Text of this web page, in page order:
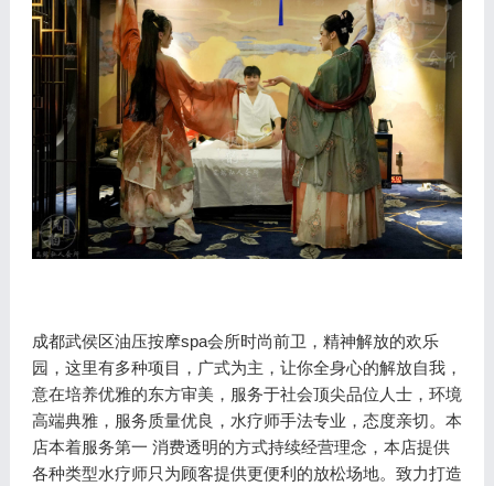
成都武侯区油压按摩spa会所时尚前卫，精神解放的欢乐
园，这里有多种项目，广式为主，让你全身心的解放自我，
意在培养优雅的东方审美，服务于社会顶尖品位人士，环境
高端典雅，服务质量优良，水疗师手法专业，态度亲切。本
店本着服务第一 消费透明的方式持续经营理念，本店提供
各种类型水疗师只为顾客提供更便利的放松场地。致力打造